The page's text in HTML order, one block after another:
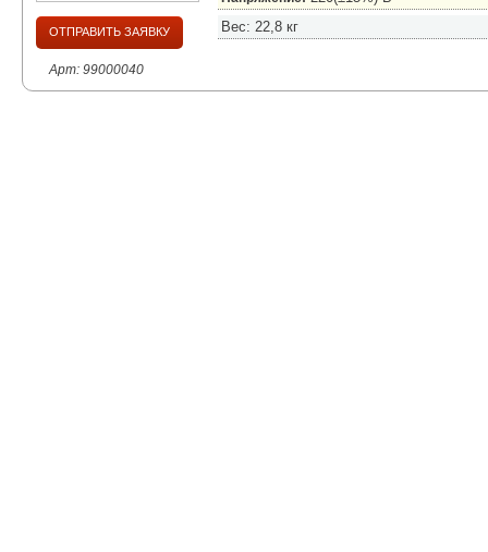
ОТПРАВИТЬ ЗАЯВКУ
Арт: 99000040
Вес: 22,8 кг